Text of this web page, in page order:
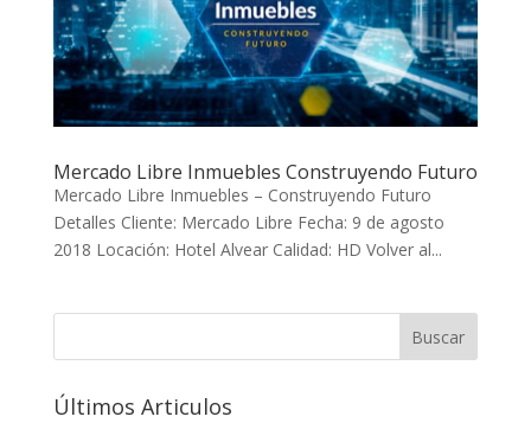
Mercado Libre Inmuebles Construyendo Futuro
Mercado Libre Inmuebles – Construyendo Futuro
Detalles Cliente: Mercado Libre Fecha: 9 de agosto
2018 Locación: Hotel Alvear Calidad: HD Volver al...
Últimos Articulos